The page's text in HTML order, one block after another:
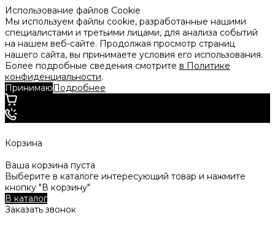
Использование файлов Cookie
Мы используем файлы cookie, разработанные нашими
специалистами и третьими лицами, для анализа событий
на нашем веб-сайте. Продолжая просмотр страниц
нашего сайта, вы принимаете условия его использования.
Более подробные сведения смотрите в Политике
конфиденциальности.
ПринимаюПодробнее
Корзина
Ваша корзина пуста
Выберите в каталоге интересующий товар и нажмите
кнопку "В корзину"
В каталог
Заказать звонок